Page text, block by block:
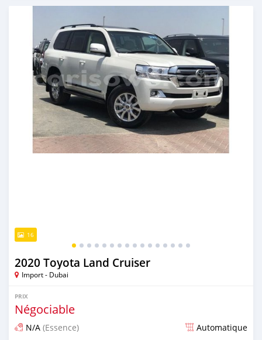
Publié il y a presque 6 ans
16
2020 Toyota Land Cruiser
Import - Dubai
PRIX
Négociable
N/A (Essence) Automatique